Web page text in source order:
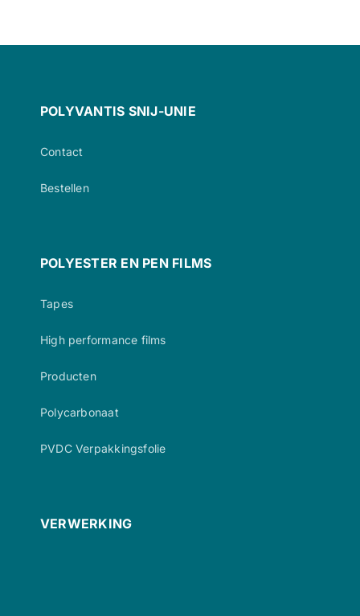
POLYVANTIS SNIJ-UNIE
Contact
Bestellen
POLYESTER EN PEN FILMS
Tapes
High performance films
Producten
Polycarbonaat
PVDC Verpakkingsfolie
VERWERKING